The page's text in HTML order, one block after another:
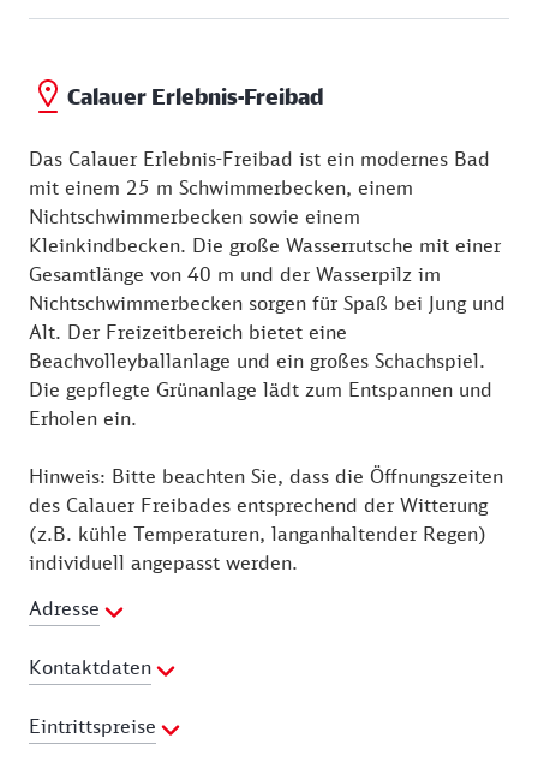
Calauer Erlebnis-Freibad
Das Calauer Erlebnis-Freibad ist ein modernes Bad
mit einem 25 m Schwimmerbecken, einem
Nichtschwimmerbecken sowie einem
Kleinkindbecken. Die große Wasserrutsche mit einer
Gesamtlänge von 40 m und der Wasserpilz im
Nichtschwimmerbecken sorgen für Spaß bei Jung und
Alt. Der Freizeitbereich bietet eine
Beachvolleyballanlage und ein großes Schachspiel.
Die gepflegte Grünanlage lädt zum Entspannen und
Erholen ein.
Hinweis: Bitte beachten Sie, dass die Öffnungszeiten
des Calauer Freibades entsprechend der Witterung
(z.B. kühle Temperaturen, langanhaltender Regen)
individuell angepasst werden.
Adresse
Kontaktdaten
Telefon:03541-800204
Webseite:
Eintrittspreise